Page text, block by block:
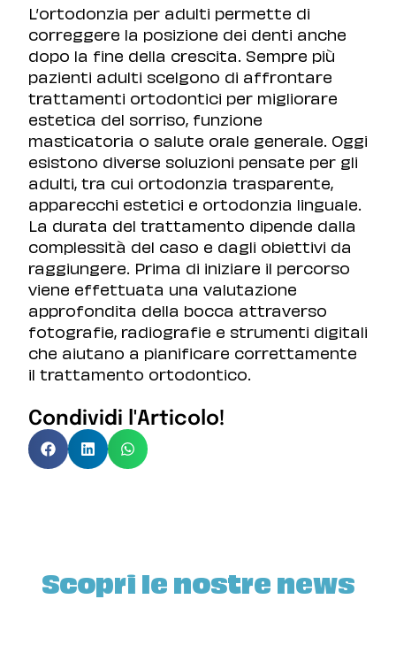
L’ortodonzia per adulti permette di
correggere la posizione dei denti anche
dopo la fine della crescita. Sempre più
pazienti adulti scelgono di affrontare
trattamenti ortodontici per migliorare
estetica del sorriso, funzione
masticatoria o salute orale generale. Oggi
esistono diverse soluzioni pensate per gli
adulti, tra cui ortodonzia trasparente,
apparecchi estetici e ortodonzia linguale.
La durata del trattamento dipende dalla
complessità del caso e dagli obiettivi da
raggiungere. Prima di iniziare il percorso
viene effettuata una valutazione
approfondita della bocca attraverso
fotografie, radiografie e strumenti digitali
che aiutano a pianificare correttamente
il trattamento ortodontico.
Condividi l'Articolo!
Scopri le nostre news